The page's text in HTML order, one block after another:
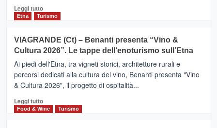
dati
di
Anche
la
Alcantara
nei
primi
nella
classifica
Leggi tuttoLeggi
di
IL
SAN
DOMENICO
PALACE
TAORMINA,
UN
HOTEL
FOUR
Etna Turismo
VIAGRANDE (Ct) – Benanti presenta “Vino &
Cultura 2026”. Le tappe dell’enoturismo sull’Etna
Ai piedi dell'Etna, tra vigneti storici, architetture rurali e
percorsi dedicati alla cultura del vino, Benanti presenta "Vino
& Cultura 2026", il progetto di ospitalità...
Leggi tuttoLeggi
di
Food & Wine Turismo